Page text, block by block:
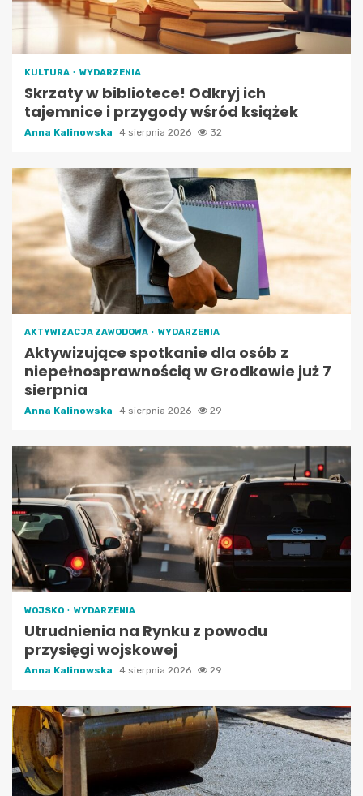
KULTURA WYDARZENIA
Skrzaty w bibliotece! Odkryj ich
tajemnice i przygody wśród książek
Anna Kalinowska 4 sierpnia 2026 32
AKTYWIZACJA ZAWODOWA WYDARZENIA
Aktywizujące spotkanie dla osób z
niepełnosprawnością w Grodkowie już 7
sierpnia
Anna Kalinowska 4 sierpnia 2026 29
WOJSKO WYDARZENIA
Utrudnienia na Rynku z powodu
przysięgi wojskowej
Anna Kalinowska 4 sierpnia 2026 29